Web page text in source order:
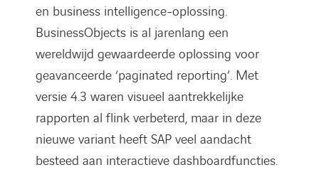
en business intelligence-oplossing.
BusinessObjects is al jarenlang een
wereldwijd gewaardeerde oplossing voor
geavanceerde ‘paginated reporting’. Met
versie 4.3 waren visueel aantrekkelijke
rapporten al flink verbeterd, maar in deze
nieuwe variant heeft SAP veel aandacht
besteed aan interactieve dashboardfuncties.